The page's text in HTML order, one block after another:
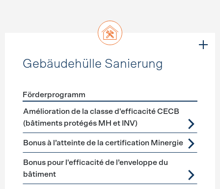
Gebäudehülle Sanierung
Förderprogramme Gebäudehülle Sanierung
Förderprogramm
Amélioration de la classe d'efficacité CECB
(bâtiments protégés MH et INV)
Bonus à l’atteinte de la certification Minergie
Bonus pour l'efficacité de l’enveloppe du
bâtiment